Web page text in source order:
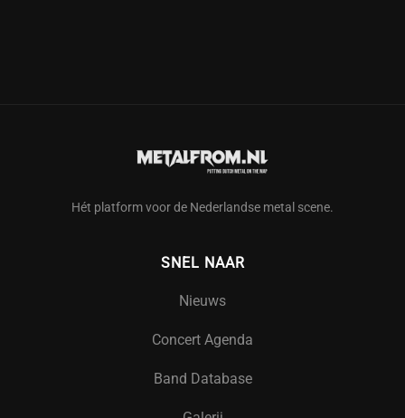
Hét platform voor de Nederlandse metal scene.
SNEL NAAR
Nieuws
Concert Agenda
Band Database